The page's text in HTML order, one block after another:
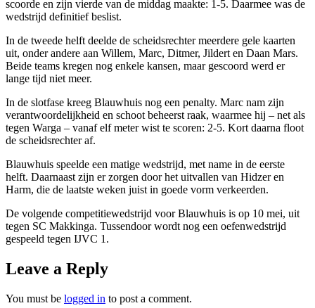
scoorde en zijn vierde van de middag maakte: 1-5. Daarmee was de
wedstrijd definitief beslist.
In de tweede helft deelde de scheidsrechter meerdere gele kaarten
uit, onder andere aan Willem, Marc, Ditmer, Jildert en Daan Mars.
Beide teams kregen nog enkele kansen, maar gescoord werd er
lange tijd niet meer.
In de slotfase kreeg Blauwhuis nog een penalty. Marc nam zijn
verantwoordelijkheid en schoot beheerst raak, waarmee hij – net als
tegen Warga – vanaf elf meter wist te scoren: 2-5. Kort daarna floot
de scheidsrechter af.
Blauwhuis speelde een matige wedstrijd, met name in de eerste
helft. Daarnaast zijn er zorgen door het uitvallen van Hidzer en
Harm, die de laatste weken juist in goede vorm verkeerden.
De volgende competitiewedstrijd voor Blauwhuis is op 10 mei, uit
tegen SC Makkinga. Tussendoor wordt nog een oefenwedstrijd
gespeeld tegen IJVC 1.
Leave a Reply
You must be logged in to post a comment.